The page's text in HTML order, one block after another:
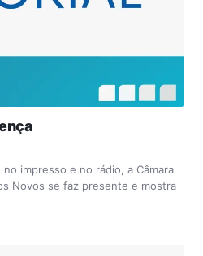
impresso e no rádio, a Câmara
Novos se faz presente e mostra